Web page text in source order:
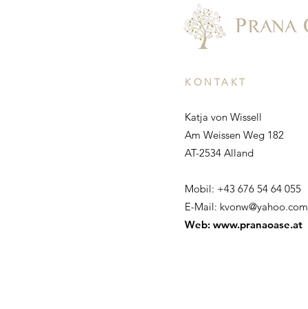
KONTAKT
Katja von Wissell
Am Weissen Weg 182
AT-2534 Alland
Mobil: +43 676 54 64 055
E-Mail: kvonw@yahoo.com
Web: www.pranaoase.at